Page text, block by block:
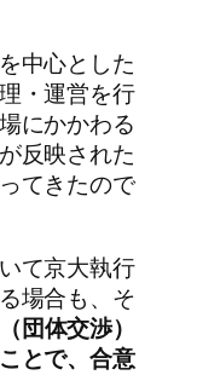
中心とした
・運営を行
にかかわる
反映された
てきたので
て京大執行
場合も、そ
団体交渉）
とで、合意